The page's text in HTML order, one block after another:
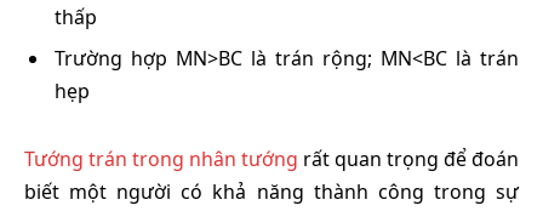
thấp
Trường hợp MN>BC là trán rộng; MN<BC là trán
hẹp
Tướng trán trong nhân tướng rất quan trọng để đoán
biết một người có khả năng thành công trong sự